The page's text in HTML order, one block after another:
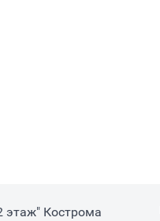
этаж" Кострома